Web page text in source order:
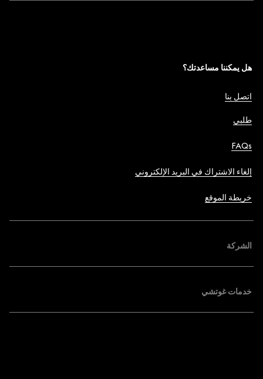
هل يمكننا مساعدتك؟
اتصل بنا
طلبي
FAQs
إلغاء الاشتراك في البريد الإلكتروني
خريطة الموقع
الشركة
خدمات غوتشي